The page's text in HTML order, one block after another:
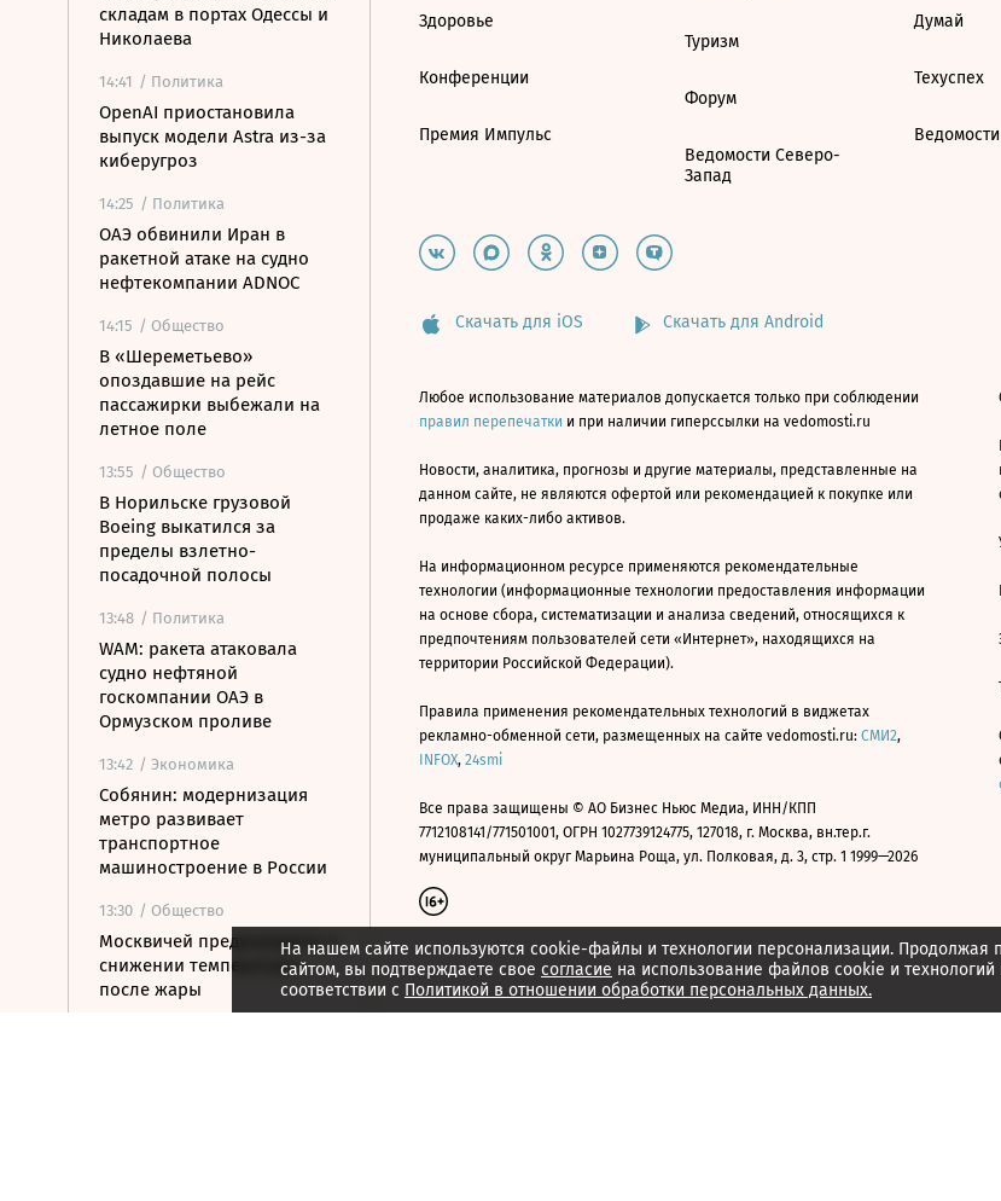
складам в портах Одессы и
Николаева
14:41 / Политика
OpenAI приостановила
выпуск модели Astra из-за
киберугроз
14:25 / Политика
ОАЭ обвинили Иран в
ракетной атаке на судно
нефтекомпании ADNOC
14:15 / Общество
В «Шереметьево»
опоздавшие на рейс
пассажирки выбежали на
летное поле
13:55 / Общество
В Норильске грузовой
Boeing выкатился за
пределы взлетно-
посадочной полосы
13:48 / Политика
WAM: ракета атаковала
судно нефтяной
госкомпании ОАЭ в
Ормузском проливе
13:42 / Экономика
Собянин: модернизация
метро развивает
транспортное
машиностроение в России
13:30 / Общество
Москвичей предупредили о
снижении температуры
после жары
На нашем сайте используются cookie-файлы и технологии персонализации. Продолжая
сайтом, вы подтверждаете свое согласие на использование файлов cookie и
соответствии с Политикой в отношении обработки персональных данных.
Здоровье
Конференции
Премия Импульс
Туризм
Форум
Ведомости Северо-
Запад
Думай
Техуспех
Скачать для iOS Скачать для Android
Любое использование материалов допускается только при соблюдении
правил перепечатки и при наличии гиперссылки на vedomosti.ru
Новости, аналитика, прогнозы и другие материалы, представленные на
данном сайте, не являются офертой или рекомендацией к покупке или
продаже каких-либо активов.
На информационном ресурсе применяются рекомендательные
технологии (информационные технологии предоставления информации
на основе сбора, систематизации и анализа сведений, относящихся к
предпочтениям пользователей сети «Интернет», находящихся на
территории Российской Федерации).
Правила применения рекомендательных технологий в виджетах
рекламно-обменной сети, размещенных на сайте vedomosti.ru: СМИ2,
INFOX, 24smi
Все права защищены © АО Бизнес Ньюс Медиа, ИНН/КПП
7712108141/771501001, ОГРН 1027739124775, 127018, г. Москва, вн.тер.г.
муниципальный округ Марьина Роща, ул. Полковая, д. 3, стр. 1 1999—2026